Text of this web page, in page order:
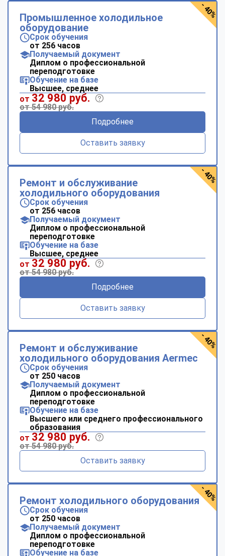
Промышленное холодильное
оборудование
Срок обучения
от 256 часов
Получаемый документ
Диплом о профессиональной
переподготовке
Обучение на базе
Высшее, среднее
от 32 980 руб.
от 54 980 руб.
Подробнее
Оставить заявку
- 40%
Ремонт и обслуживание
холодильного оборудования
Срок обучения
от 256 часов
Получаемый документ
Диплом о профессиональной
переподготовке
Обучение на базе
Высшее, среднее
от 32 980 руб.
от 54 980 руб.
Подробнее
Оставить заявку
- 40%
Ремонт и обслуживание
холодильного оборудования Aermec
Срок обучения
от 250 часов
Получаемый документ
Диплом о профессиональной
переподготовке
Обучение на базе
Высшего или среднего профессионального
образования
от 32 980 руб.
от 54 980 руб.
Оставить заявку
- 40%
Ремонт холодильного оборудования
Срок обучения
от 250 часов
Получаемый документ
Диплом о профессиональной
переподготовке
Обучение на базе
- 40%